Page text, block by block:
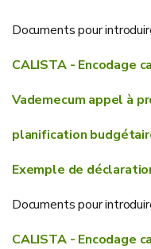
Documents pour
CALISTA - Encodage
Vademecum appel à
planification
Exemple de
Documents pour
CALISTA - Encodage